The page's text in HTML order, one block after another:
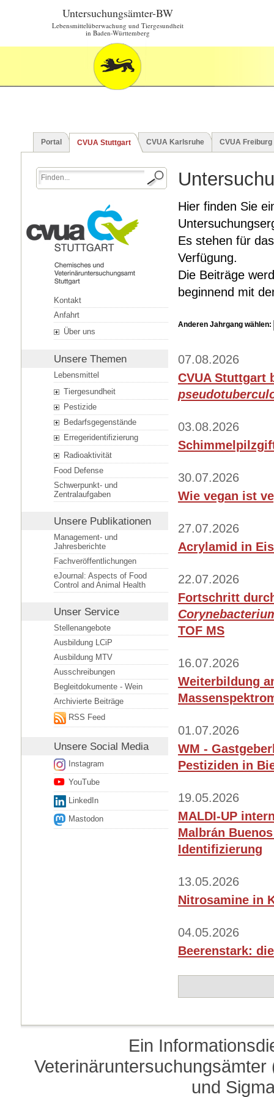
Untersuchungsämter-BW
Lebensmittelüberwachung und Tiergesundheit
in Baden-Württemberg
Portal CVUA Stuttgart CVUA Karlsruhe CVUA Freiburg
Kontakt
Anfahrt
Über uns
Unsere Themen
Lebensmittel
Tiergesundheit
Pestizide
Bedarfsgegenstände
Erregeridentifizierung
Radioaktivität
Food Defense
Schwerpunkt- und
Zentralaufgaben
Unsere Publikationen
Management- und
Jahresberichte
Fachveröffentlichungen
eJournal: Aspects of Food
Control and Animal Health
Unser Service
Stellenangebote
Ausbildung LCiP
Ausbildung MTV
Ausschreibungen
Begleitdokumente - Wein
Archivierte Beiträge
RSS Feed
Unsere Social Media
Instagram
YouTube
LinkedIn
Mastodon
Hier finden Sie
Es stehen für
Verfügung.
Die Beiträge
beginnend mit
Anderen Jahrgang wählen:
07.08.2026
CVUA
03.08.2026
30.07.2026
Wie vegan ist
27.07.2026
Acrylamid in
22.07.2026
Fortschritt
TOF MS
16.07.2026
Weiterbildung
01.07.2026
WM -
Pestiziden in
19.05.2026
MALDI-UP
Malbrán
Identifizierung
13.05.2026
Nitrosamine in
04.05.2026
Beerenstark:
Ein
und